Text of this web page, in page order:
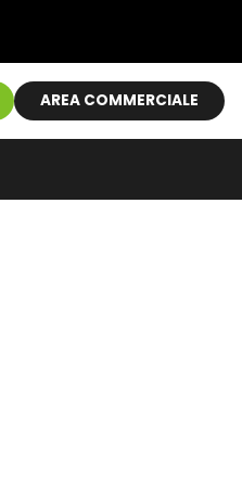
AREA COMMERCIALE